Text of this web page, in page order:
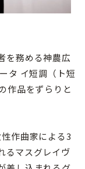
を務める神農広
タ イ短調（ト短
作品をずらりと
作曲家による3
るマスグレイヴ